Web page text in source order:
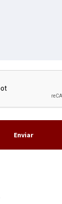
Enviar